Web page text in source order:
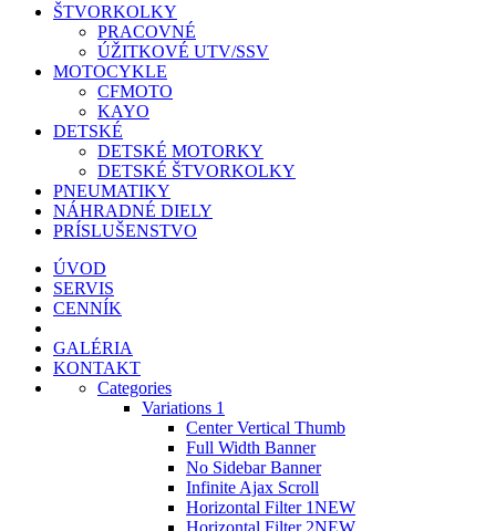
ŠTVORKOLKY
PRACOVNÉ
ÚŽITKOVÉ UTV/SSV
MOTOCYKLE
CFMOTO
KAYO
DETSKÉ
DETSKÉ MOTORKY
DETSKÉ ŠTVORKOLKY
PNEUMATIKY
NÁHRADNÉ DIELY
PRÍSLUŠENSTVO
ÚVOD
SERVIS
CENNÍK
GALÉRIA
KONTAKT
Categories
Variations 1
Center Vertical Thumb
Full Width Banner
No Sidebar Banner
Infinite Ajax Scroll
Horizontal Filter 1NEW
Horizontal Filter 2NEW